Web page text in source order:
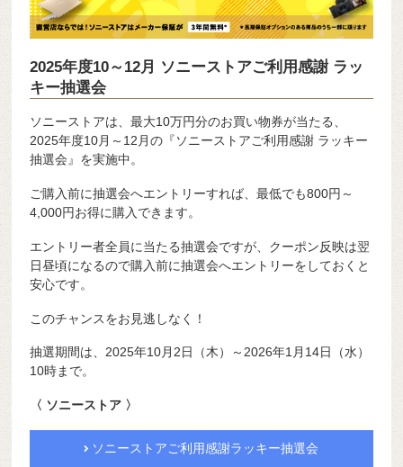
2025年度10～12月 ソニーストアご利用感謝 ラッ
キー抽選会
ソニーストアは、最大10万円分のお買い物券が当たる、
2025年度10月～12月の『ソニーストアご利用感謝 ラッキー
抽選会』を実施中。
ご購入前に抽選会へエントリーすれば、最低でも800円～
4,000円お得に購入できます。
エントリー者全員に当たる抽選会ですが、クーポン反映は翌
日昼頃になるので購入前に抽選会へエントリーをしておくと
安心です。
このチャンスをお見逃しなく！
抽選期間は、2025年10月2日（木）～2026年1月14日（水）
10時まで。
〈 ソニーストア 〉
ソニーストアご利用感謝ラッキー抽選会